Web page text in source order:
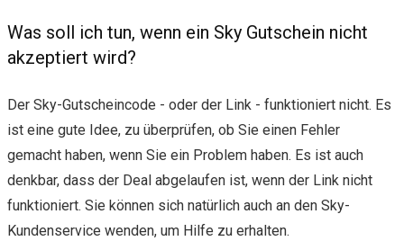
Was soll ich tun, wenn ein Sky Gutschein nicht
akzeptiert wird?
Der Sky-Gutscheincode - oder der Link - funktioniert nicht. Es
ist eine gute Idee, zu überprüfen, ob Sie einen Fehler
gemacht haben, wenn Sie ein Problem haben. Es ist auch
denkbar, dass der Deal abgelaufen ist, wenn der Link nicht
funktioniert. Sie können sich natürlich auch an den Sky-
Kundenservice wenden, um Hilfe zu erhalten.